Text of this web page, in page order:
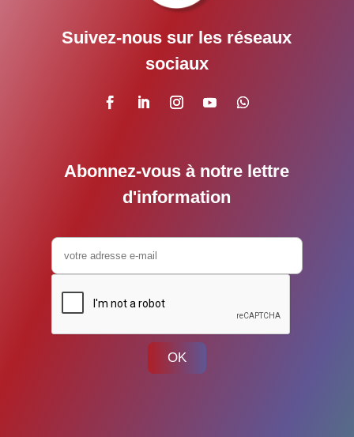
Suivez-nous sur les réseaux
sociaux
Abonnez-vous à notre lettre
d'information
OK